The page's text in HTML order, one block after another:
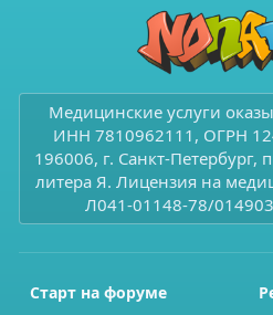
Медицинские услуги
ИНН 7810962111, ОГРН
196006, г. Санкт-Петербург,
литера Я. Лицензия на
Л041-01148-78/
Старт на форуме